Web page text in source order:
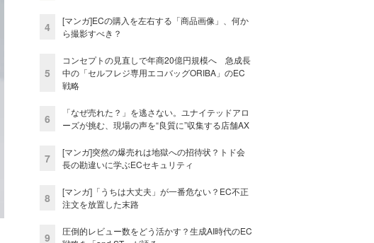
4
[マンガ]ECの購入を左右する「商品画像」、何か
ら撮影すべき？
5
コンセプトの見直しで年商20億円規模へ 急成長
中の「セルフレジ専用エコバッグORIBA」のEC
戦略
6
「なぜ売れた？」を逃さない。ユナイテッドアロ
ーズが挑む、現場の声を“良質に”収集する店舗AX
7
[マンガ]突然の爆売れは地獄への招待状？トド会
長の勘違いに学ぶECセキュリティ
8
[マンガ]「うちは大丈夫」が一番危ない？EC不正
注文を放置した末路
9
圧倒的レビュー数をどう活かす？生成AI時代のEC